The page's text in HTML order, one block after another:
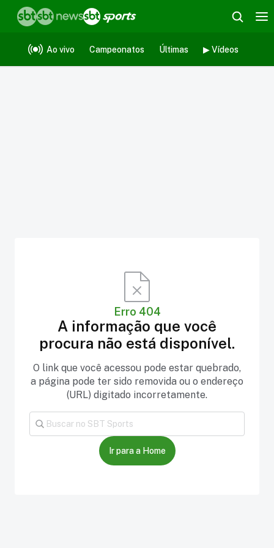
Ao vivo Campeonatos Últimas ▶ Vídeos
Erro 404
A informação que você
procura não está disponível.
O link que você acessou pode estar quebrado,
a página pode ter sido removida ou o endereço
(URL) digitado incorretamente.
Ir para a Home